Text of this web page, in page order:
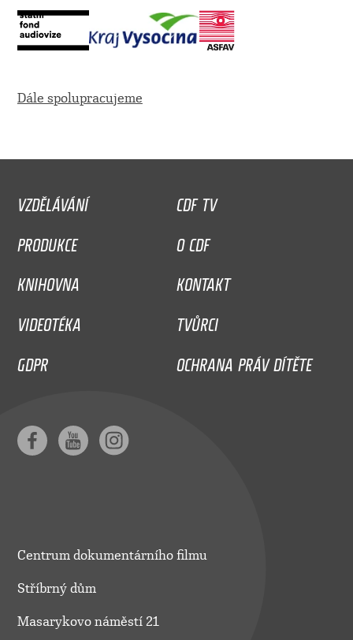
Dále spolupracujeme
VZDĚLÁVÁNÍ
CDF TV
PRODUKCE
O CDF
KNIHOVNA
KONTAKT
VIDEOTÉKA
TVŮRCI
GDPR
OCHRANA PRÁV DÍTĚTE
Centrum dokumentárního filmu
Stříbrný dům
Masarykovo náměstí 21